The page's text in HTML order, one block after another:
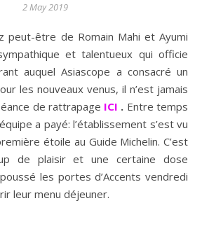
2 May 2019
et talentueux qui officie
auquel Asiascope a consacré un
les nouveaux venus, il n’est jamais
de rattrapage ICI . Entre temps
a payé: l’établissement s’est vu
étoile au Guide Michelin. C’est
de plaisir et une certaine dose
les portes d’Accents vendredi
leur menu déjeuner.